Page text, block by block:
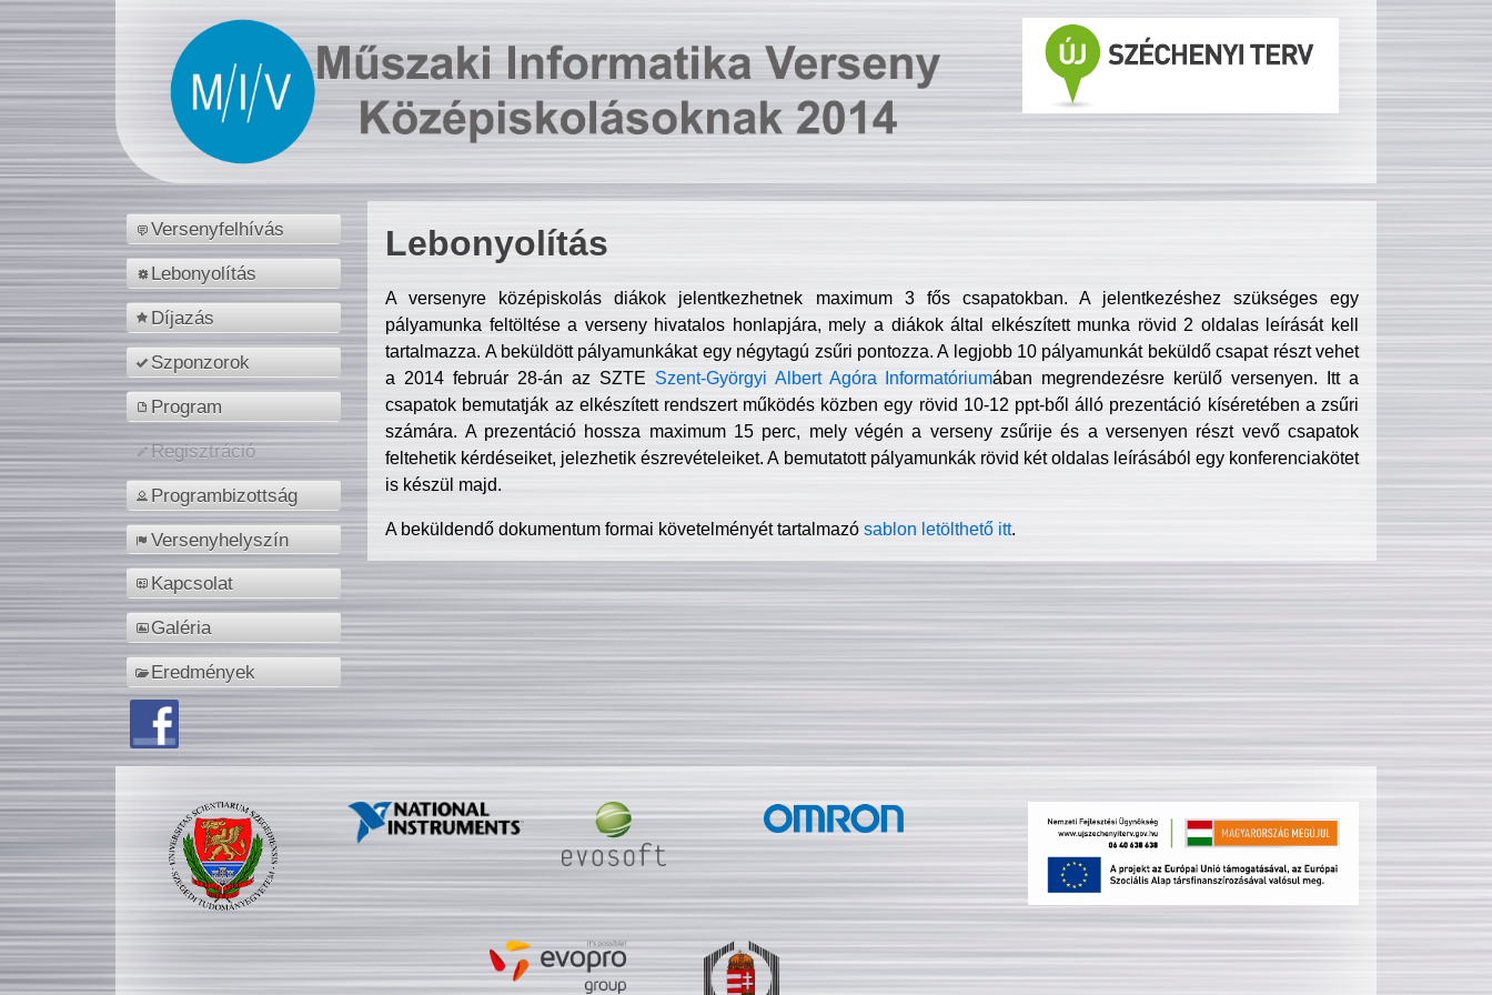
Versenyfelhívás
Lebonyolítás
Díjazás
Szponzorok
Program
Regisztráció
Programbizottság
Versenyhelyszín
Kapcsolat
Galéria
Eredmények
Lebonyolítás
A versenyre középiskolás diákok jelentkezhetnek maximum 3 fős csapatokban. A jelentkezéshez szükséges egy
pályamunka feltöltése a verseny hivatalos honlapjára, mely a diákok által elkészített munka rövid 2 oldalas leírását kell
tartalmazza. A beküldött pályamunkákat egy négytagú zsűri pontozza. A legjobb 10 pályamunkát beküldő csapat részt vehet
a 2014 február 28-án az SZTE Szent-Györgyi Albert Agóra Informatóriumában megrendezésre kerülő versenyen. Itt a
csapatok bemutatják az elkészített rendszert működés közben egy rövid 10-12 ppt-ből álló prezentáció kíséretében a zsűri
számára. A prezentáció hossza maximum 15 perc, mely végén a verseny zsűrije és a versenyen részt vevő csapatok
feltehetik kérdéseiket, jelezhetik észrevételeiket. A bemutatott pályamunkák rövid két oldalas leírásából egy konferenciakötet
is készül majd.
A beküldendő dokumentum formai követelményét tartalmazósablon letölthető itt.